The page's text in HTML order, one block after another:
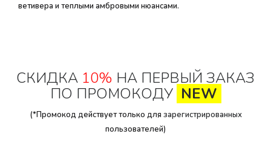
ветивера и теплыми амбровыми нюансами.
СКИДКА 10% НА ПЕРВЫЙ ЗАКАЗ
ПО ПРОМОКОДУ NEW
(*Промокод действует только для зарегистрированных
пользователей)